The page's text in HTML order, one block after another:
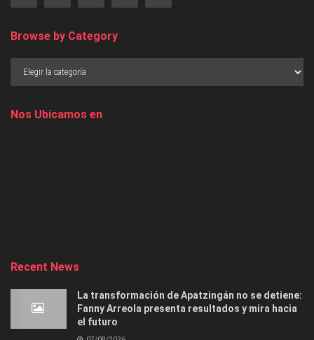
Browse by Category
Nos Ubicamos en
Recent News
La transformación de Apatzingán no se detiene:
Fanny Arreola presenta resultados y mira hacia
el futuro